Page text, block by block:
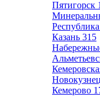
Пятигорск
Казань 315
Кемерово